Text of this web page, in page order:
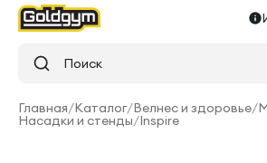
Поиск
Главная/Каталог/Велнес и здоровье/
Насадки и стенды/Inspire